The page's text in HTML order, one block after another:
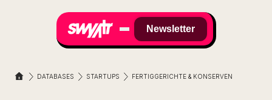
Newsletter
DATABASES STARTUPS FERTIGGERICHTE & KONSERVEN